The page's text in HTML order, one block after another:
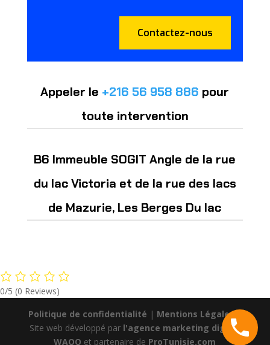
Contactez-nous
Appeler le +216 56 958 886 pour
toute intervention
B6 Immeuble SOGIT Angle de la rue
du lac Victoria et de la rue des lacs
de Mazurie, Les Berges Du lac
0/5 (0 Reviews)
Politique de confidentialité | Mentions Légales|
Site web développé par l'agence marketing digital
WAOO et partenaire de ProTunisie.com